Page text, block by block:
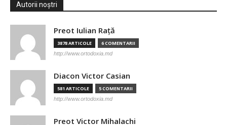
Autorii noștri
Preot Iulian Raţă
3878 ARTICOLE 6 COMENTARII
http://www.ortodoxia.md
Diacon Victor Casian
581 ARTICOLE 5 COMENTARII
http://www.ortodoxia.md
Preot Victor Mihalachi